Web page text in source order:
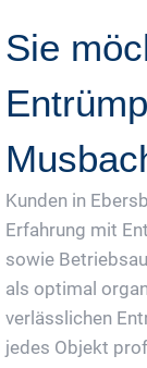
Sie
Kunden in
Erfahrung mit
sowie
als optimal
verlässlichen
jedes Objekt